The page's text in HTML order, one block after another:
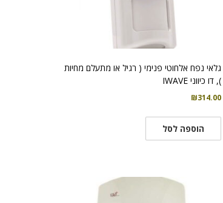
גלאי נפח אלחוטי פנימי ( רגיל או מתעלם מחיות
), דו כיווני IWAVE
₪314.00
הוספה לסל